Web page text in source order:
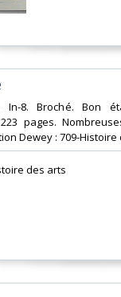
In-8. Broché. Bon
pages.
Dewey : 709-Histoire
des arts‎